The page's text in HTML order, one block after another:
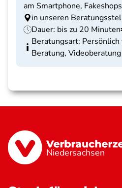
am Smartphone,
in unseren
Dauer: bis zu 20 Minuten
Beratungsart:
Beratung, Videoberatung
Niedersachsen